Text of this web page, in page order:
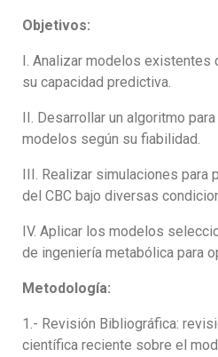
Objetivos:
I. Analizar modelos existentes
su capacidad predictiva.
II. Desarrollar un algoritmo
modelos según su fiabilidad.
III. Realizar simulaciones para
del CBC bajo diversas
IV. Aplicar los modelos
de ingeniería metabólica para
Metodología:
1.- Revisión Bibliográfica:
científica reciente sobre el